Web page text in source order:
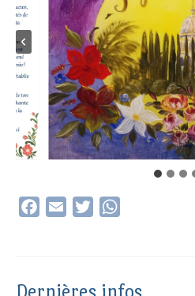
Facebook
Email Twitter
Dernières infos